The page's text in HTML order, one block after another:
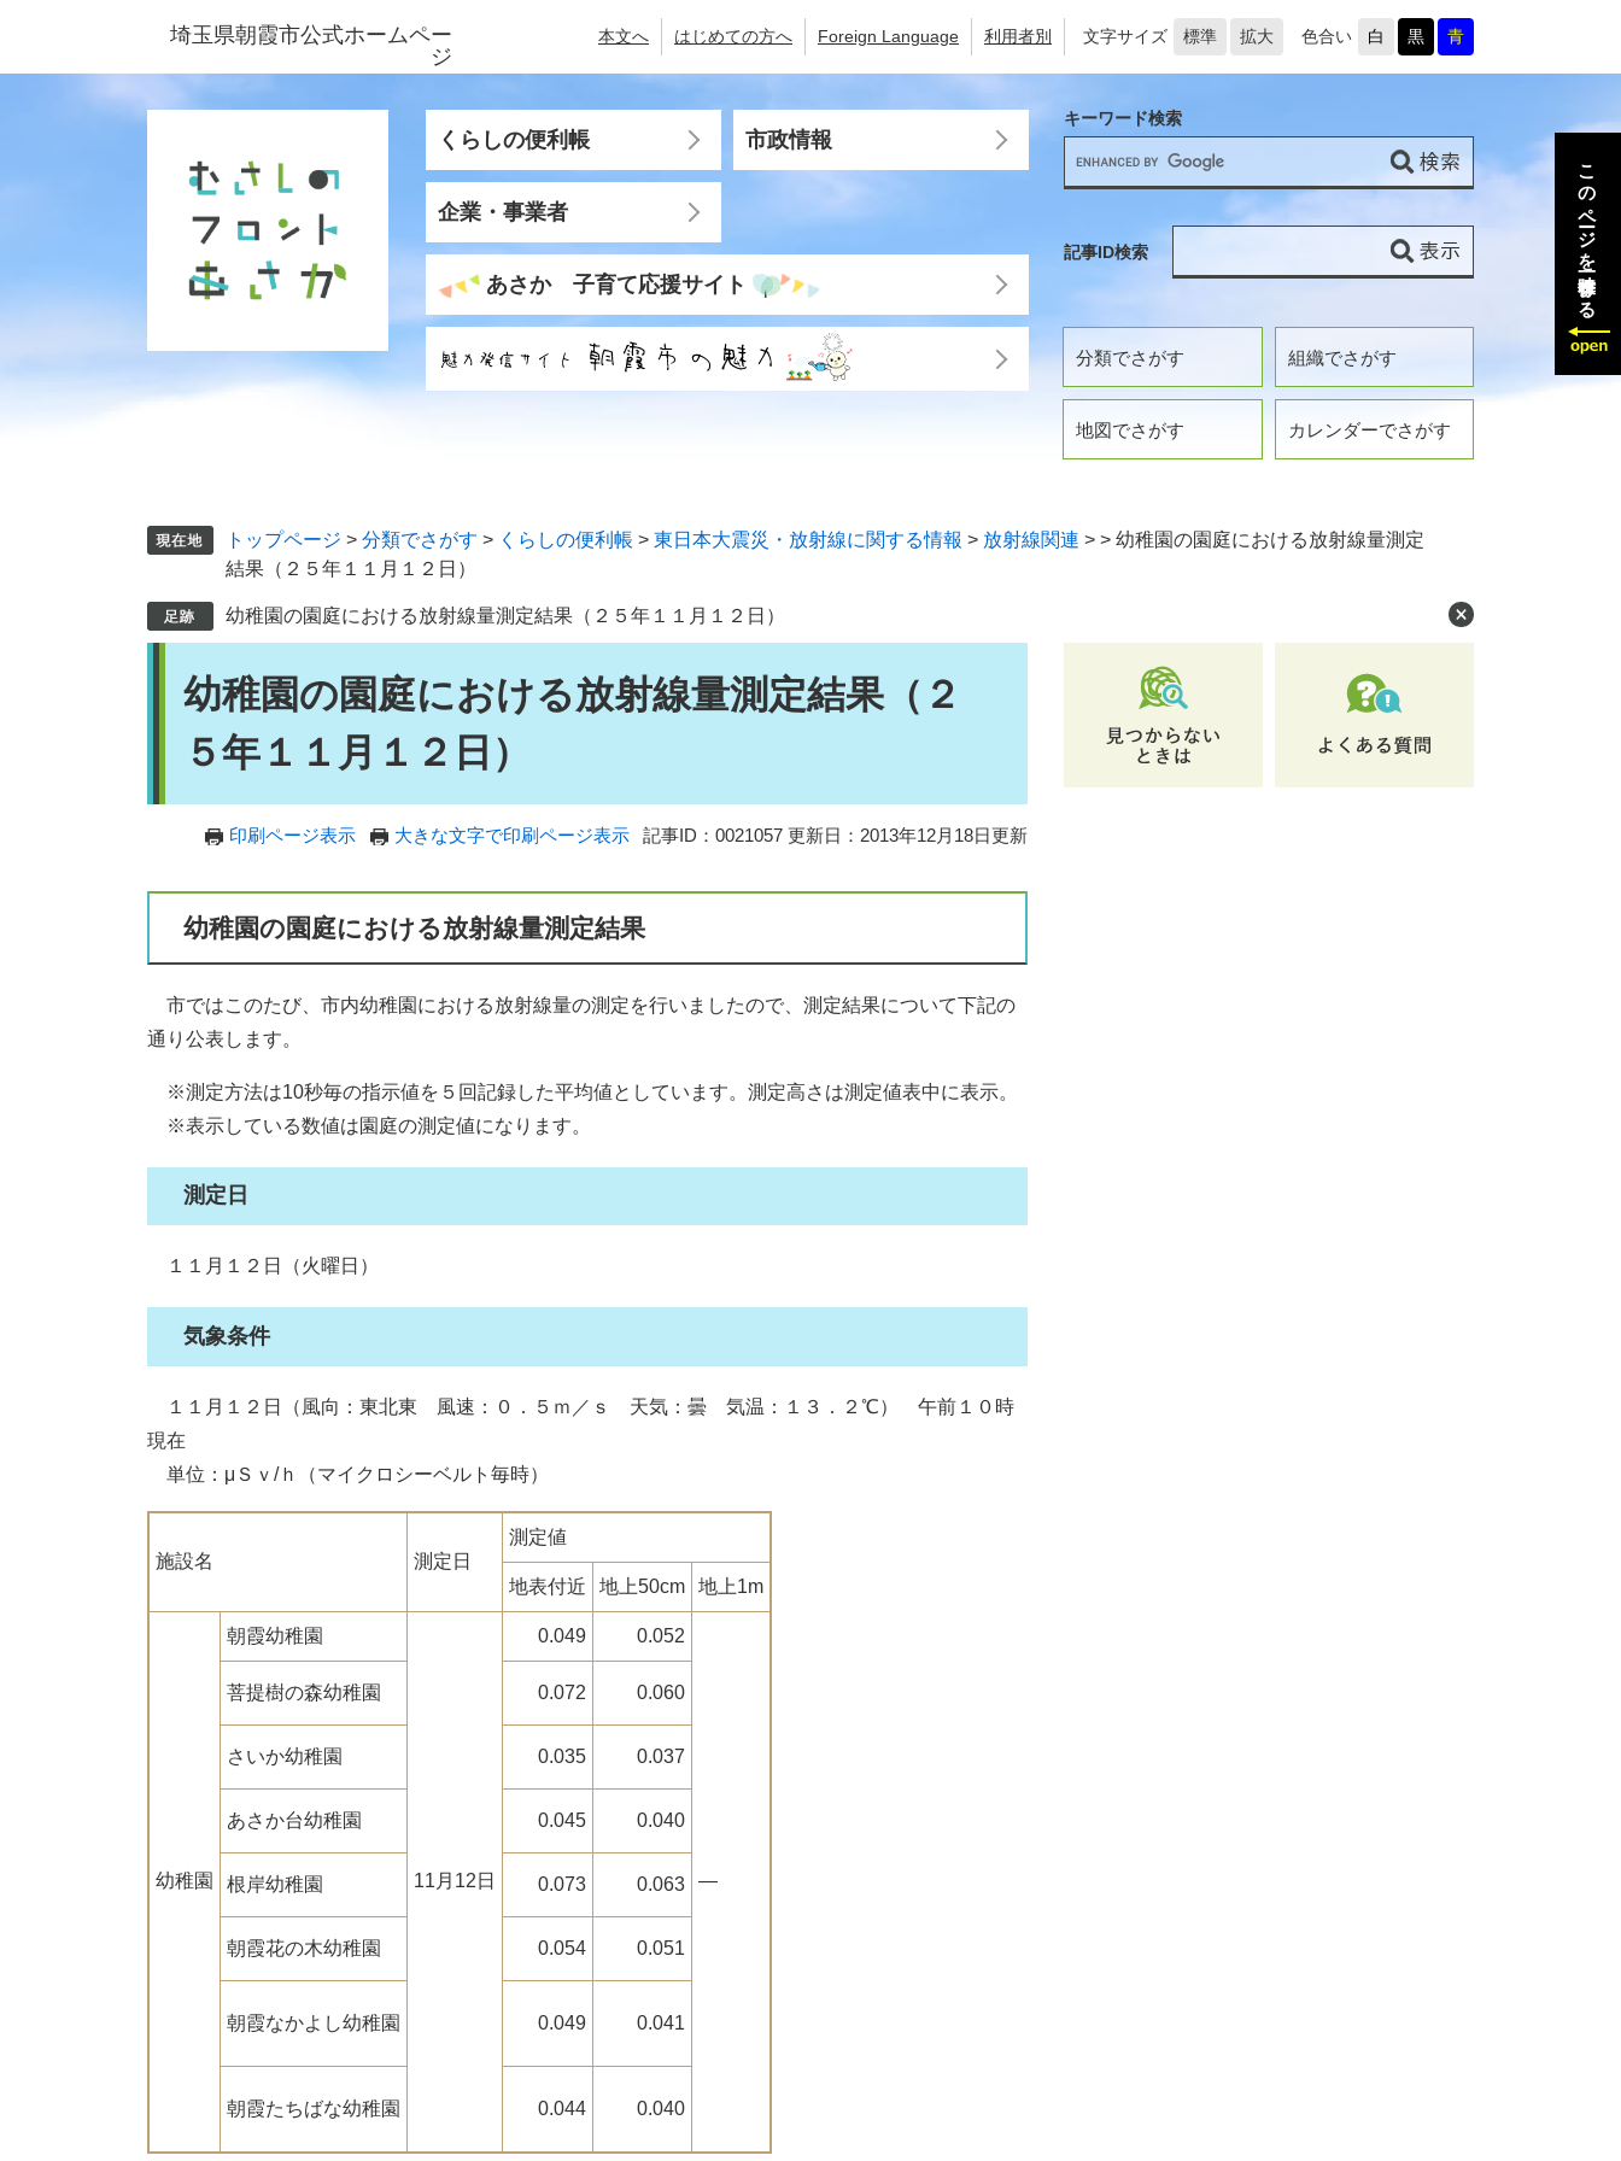
ジ
ュ
埼玉県朝霞市公式ホームペー
ジ
本文へ はじめての方へ Foreign Language 利用者別 文字サイズ 標準 拡大 色合い 白 黒 青
くらしの便利帳 市政情報
企業・事業者
あさか 子育て応援サイト
分類でさがす 組織でさがす
地図でさがす カレンダーでさがす
キーワード検索
記事ID検索
トップページ > 分類でさがす > くらしの便利帳 > 東日本大震災・放射線に関する情報 > 放射線関連 > > 幼稚園の園庭における放射線量測定
結果（２５年１１月１２日）
幼稚園の園庭における放射線量測定結果（２５年１１月１２日）
幼稚園の園庭における放射線量測定結果（２
５年１１月１２日）
印刷ページ表示 大きな文字で印刷ページ表示 記事ID：0021057 更新日：2013年12月18日更新
幼稚園の園庭における放射線量測定結果
市ではこのたび、市内幼稚園における放射線量の測定を行いましたので、測定結果について下記の
通り公表します。
※測定方法は10秒毎の指示値を５回記録した平均値としています。測定高さは測定値表中に表示。
※表示している数値は園庭の測定値になります。
測定日
１１月１２日（火曜日）
気象条件
１１月１２日（風向：東北東 風速：０．５ｍ／ｓ 天気：曇 気温：１３．２℃） 午前１０時
現在
単位：μＳｖ/ｈ（マイクロシーベルト毎時）
施設名 測定日
測定値
地表付近 地上50cm 地上1m
幼稚園
朝霞幼稚園
11月12日
0.049 0.052
―
菩提樹の森幼稚園 0.072 0.060
さいか幼稚園 0.035 0.037
あさか台幼稚園 0.045 0.040
根岸幼稚園 0.073 0.063
朝霞花の木幼稚園 0.054 0.051
朝霞なかよし幼稚園 0.049 0.041
朝霞たちばな幼稚園 0.044 0.040
このページを一時保存する